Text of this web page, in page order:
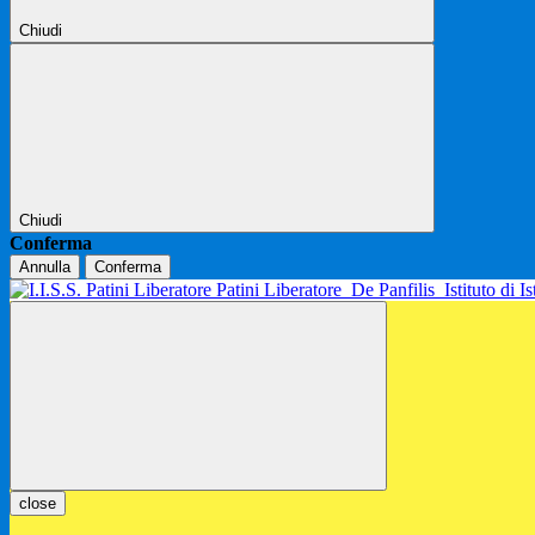
Chiudi
Chiudi
Conferma
Annulla Conferma
Patini Liberatore De Panfilis Istituto di
close